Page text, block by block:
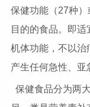
保健功能（27种
目的的食品。即
机体功能，不以治
产生任何急性、亚
保健食品分为两